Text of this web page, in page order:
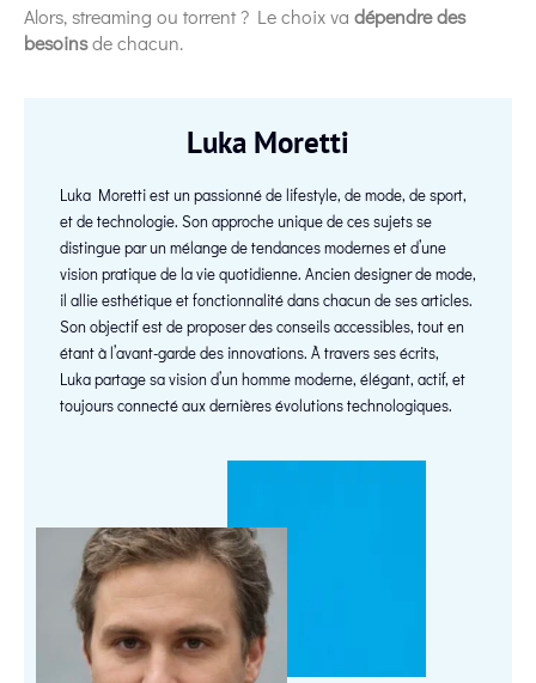
Alors, streaming ou torrent ? Le choix va dépendre des
besoinsde chacun.
Luka Moretti
Luka Moretti est un passionné de lifestyle, de mode, de sport,
et de technologie. Son approche unique de ces sujets se
distingue par un mélange de tendances modernes et d’une
vision pratique de la vie quotidienne. Ancien designer de mode,
il allie esthétique et fonctionnalité dans chacun de ses articles.
Son objectif est de proposer des conseils accessibles, tout en
étant à l’avant-garde des innovations. À travers ses écrits,
Luka partage sa vision d’un homme moderne, élégant, actif, et
toujours connecté aux dernières évolutions technologiques.